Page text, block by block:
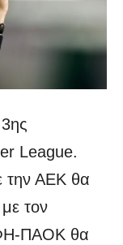
3ης
League.
την ΑΕΚ θα
τον
ΠΑΟΚ θα